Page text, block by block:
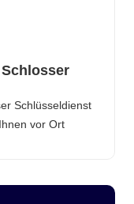
Schlüsseldienst
vor Ort